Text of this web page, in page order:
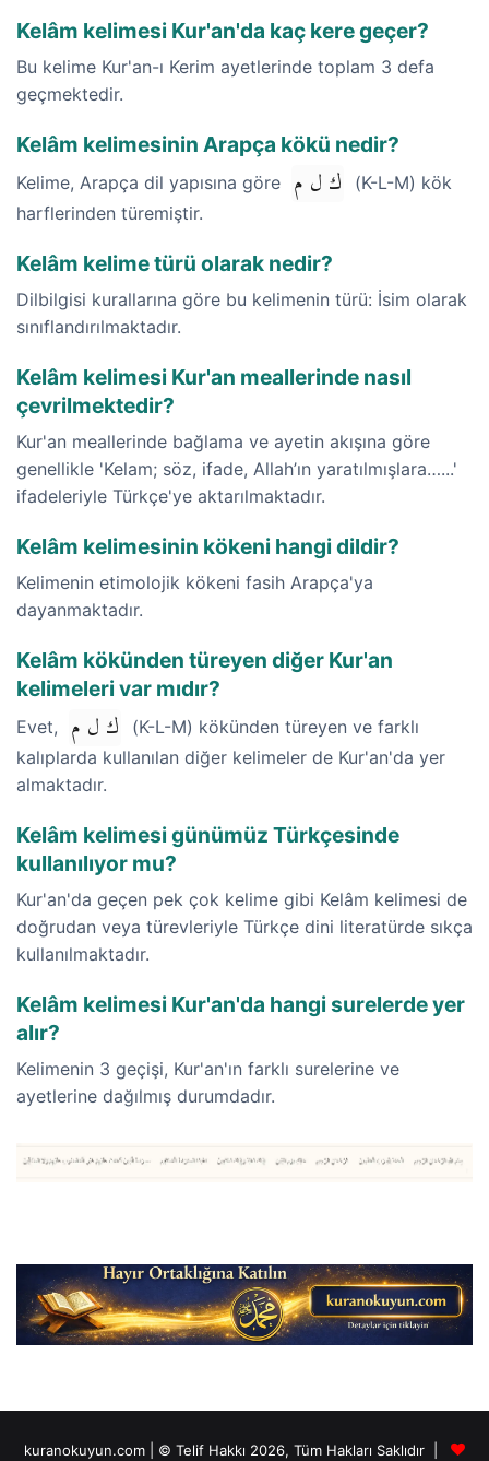
Kelâm kelimesi Kur'an'da kaç kere geçer?
Bu kelime Kur'an-ı Kerim ayetlerinde toplam 3 defa
geçmektedir.
Kelâm kelimesinin Arapça kökü nedir?
Kelime, Arapça dil yapısına göre ك ل م
(K-L-M) kök
harflerinden türemiştir.
Kelâm kelime türü olarak nedir?
Dilbilgisi kurallarına göre bu kelimenin türü: İsim olarak
sınıflandırılmaktadır.
Kelâm kelimesi Kur'an meallerinde nasıl
çevrilmektedir?
Kur'an meallerinde bağlama ve ayetin akışına göre
genellikle 'Kelam; söz, ifade, Allah’ın yaratılmışlara…...'
ifadeleriyle Türkçe'ye aktarılmaktadır.
Kelâm kelimesinin kökeni hangi dildir?
Kelimenin etimolojik kökeni fasih Arapça'ya
dayanmaktadır.
Kelâm kökünden türeyen diğer Kur'an
kelimeleri var mıdır?
Evet, ك ل م
(K-L-M) kökünden türeyen ve farklı
kalıplarda kullanılan diğer kelimeler de Kur'an'da yer
almaktadır.
Kelâm kelimesi günümüz Türkçesinde
kullanılıyor mu?
Kur'an'da geçen pek çok kelime gibi Kelâm kelimesi de
doğrudan veya türevleriyle Türkçe dini literatürde sıkça
kullanılmaktadır.
Kelâm kelimesi Kur'an'da hangi surelerde yer
alır?
Kelimenin 3 geçişi, Kur'an'ın farklı surelerine ve
ayetlerine dağılmış durumdadır.
kuranokuyun.com | © Telif Hakkı 2026, Tüm Hakları Saklıdır |